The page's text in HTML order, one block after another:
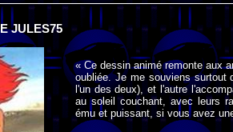
JULES75
« Ce dessin animé remonte aux
oubliée. Je me souviens surtout
l'un des deux), et l'autre
au soleil couchant, avec leurs
ému et puissant, si vous avez